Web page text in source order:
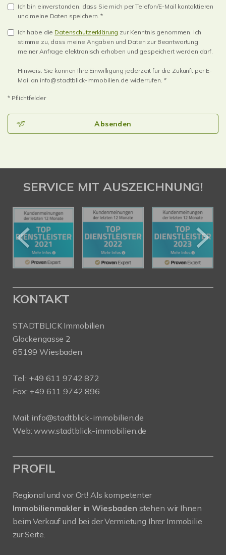
Ich bin einverstanden, dass Sie mich per Telefon/E-Mail kontaktieren
und meine Daten speichern. *
Ich habe die Datenschutzerklärung zur Kenntnis genommen. Ich
stimme zu, dass meine Angaben und Daten zur Beantwortung
meiner Anfrage elektronisch erhoben und gespeichert werden darf.
Hinweis: Sie können Ihre Einwilligung jederzeit für die Zukunft per E-
Mail an info@stadtblick-immobilien.de widerrufen. *
* Pflichtfelder
Absenden
SERVICE MIT AUSZEICHNUNG!
KONTAKT
STADTBLICK Immobilien
Glockengasse 2
65199 Wiesbaden
Tel.: +49 611 9742 872
Fax: +49 611 9742 896
Mail: info@stadtblick-immobilien.de
Web:www.stadtblick-immobilien.de
PROFIL
Regional und vor Ort! Als kompetenter
Immobilienmakler in Wiesbaden stehen wir Ihnen
beim Verkauf und bei der Vermietung Ihrer Immobilie
zur Seite.